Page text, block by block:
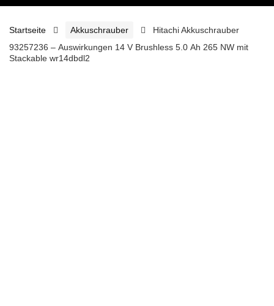
Startseite Akkuschrauber
Hitachi Akkuschrauber
93257236 – Auswirkungen 14 V Brushless 5.0 Ah 265 NW mit
Stackable wr14dbdl2